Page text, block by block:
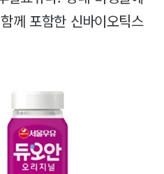
께 포함한 신바이오틱스